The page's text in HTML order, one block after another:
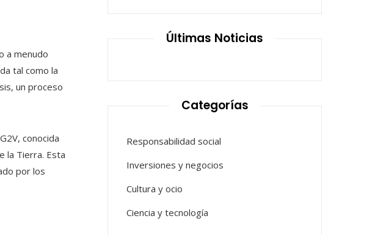
a menudo
tal como la
un proceso
G2V, conocida
la Tierra. Esta
por los
Últimas Noticias
Categorías
Responsabilidad social
Inversiones y negocios
Cultura y ocio
Ciencia y tecnología